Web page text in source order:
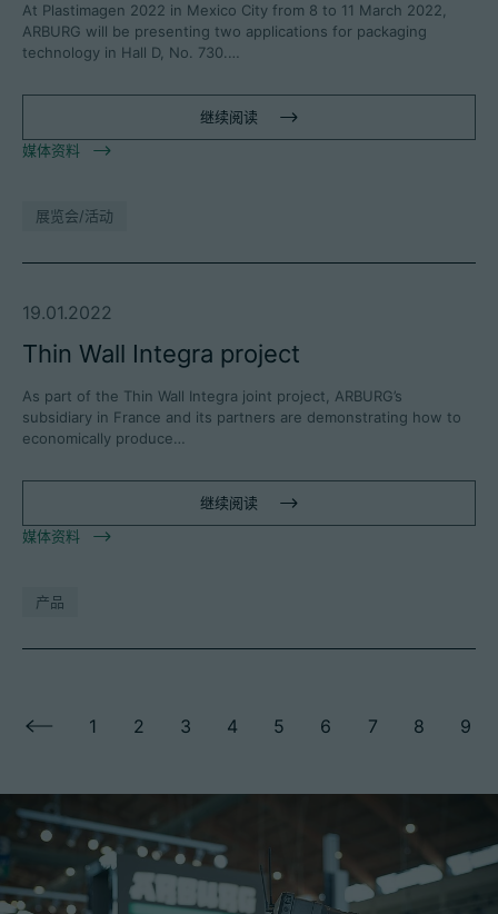
At Plastimagen 2022 in Mexico City from 8 to 11 March 2022,
ARBURG will be presenting two applications for packaging
technology in Hall D, No. 730.…
继续阅读
媒体资料
展览会/活动
19.01.2022
Thin Wall Integra project
As part of the Thin Wall Integra joint project, ARBURG’s
subsidiary in France and its partners are demonstrating how to
economically produce…
继续阅读
媒体资料
产品
1 2 3 4 5 6 7 8 9